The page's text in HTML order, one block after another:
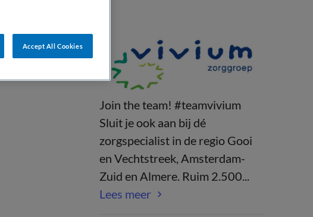
Join the team! #teamvivium
Sluit je ook aan bij dé
zorgspecialist in de regio Gooi
en Vechtstreek, Amsterdam-
Zuid en Almere. Ruim 2.500...
Lees meer
Accept All Cookies